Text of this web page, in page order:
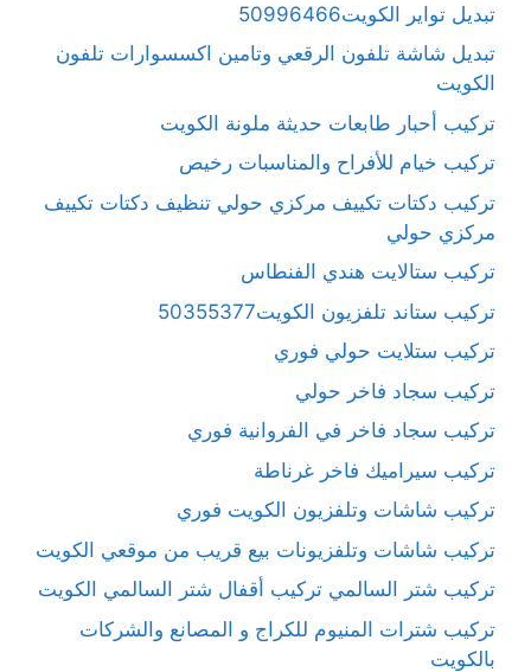
تبديل تواير الكويت50996466
تبديل شاشة تلفون الرقعي وتامين اكسسوارات تلفون
الكويت
تركيب أحبار طابعات حديثة ملونة الكويت
تركيب خيام للأفراح والمناسبات رخيص
تركيب دكتات تكييف مركزي حولي تنظيف دكتات تكييف
مركزي حولي
تركيب ستالايت هندي الفنطاس
تركيب ستاند تلفزيون الكويت50355377
تركيب ستلايت حولي فوري
تركيب سجاد فاخر حولي
تركيب سجاد فاخر في الفروانية فوري
تركيب سيراميك فاخر غرناطة
تركيب شاشات وتلفزيون الكويت فوري
تركيب شاشات وتلفزيونات بيع قريب من موقعي الكويت
تركيب شتر السالمي تركيب أقفال شتر السالمي الكويت
تركيب شترات المنيوم للكراج و المصانع والشركات
بالكويت